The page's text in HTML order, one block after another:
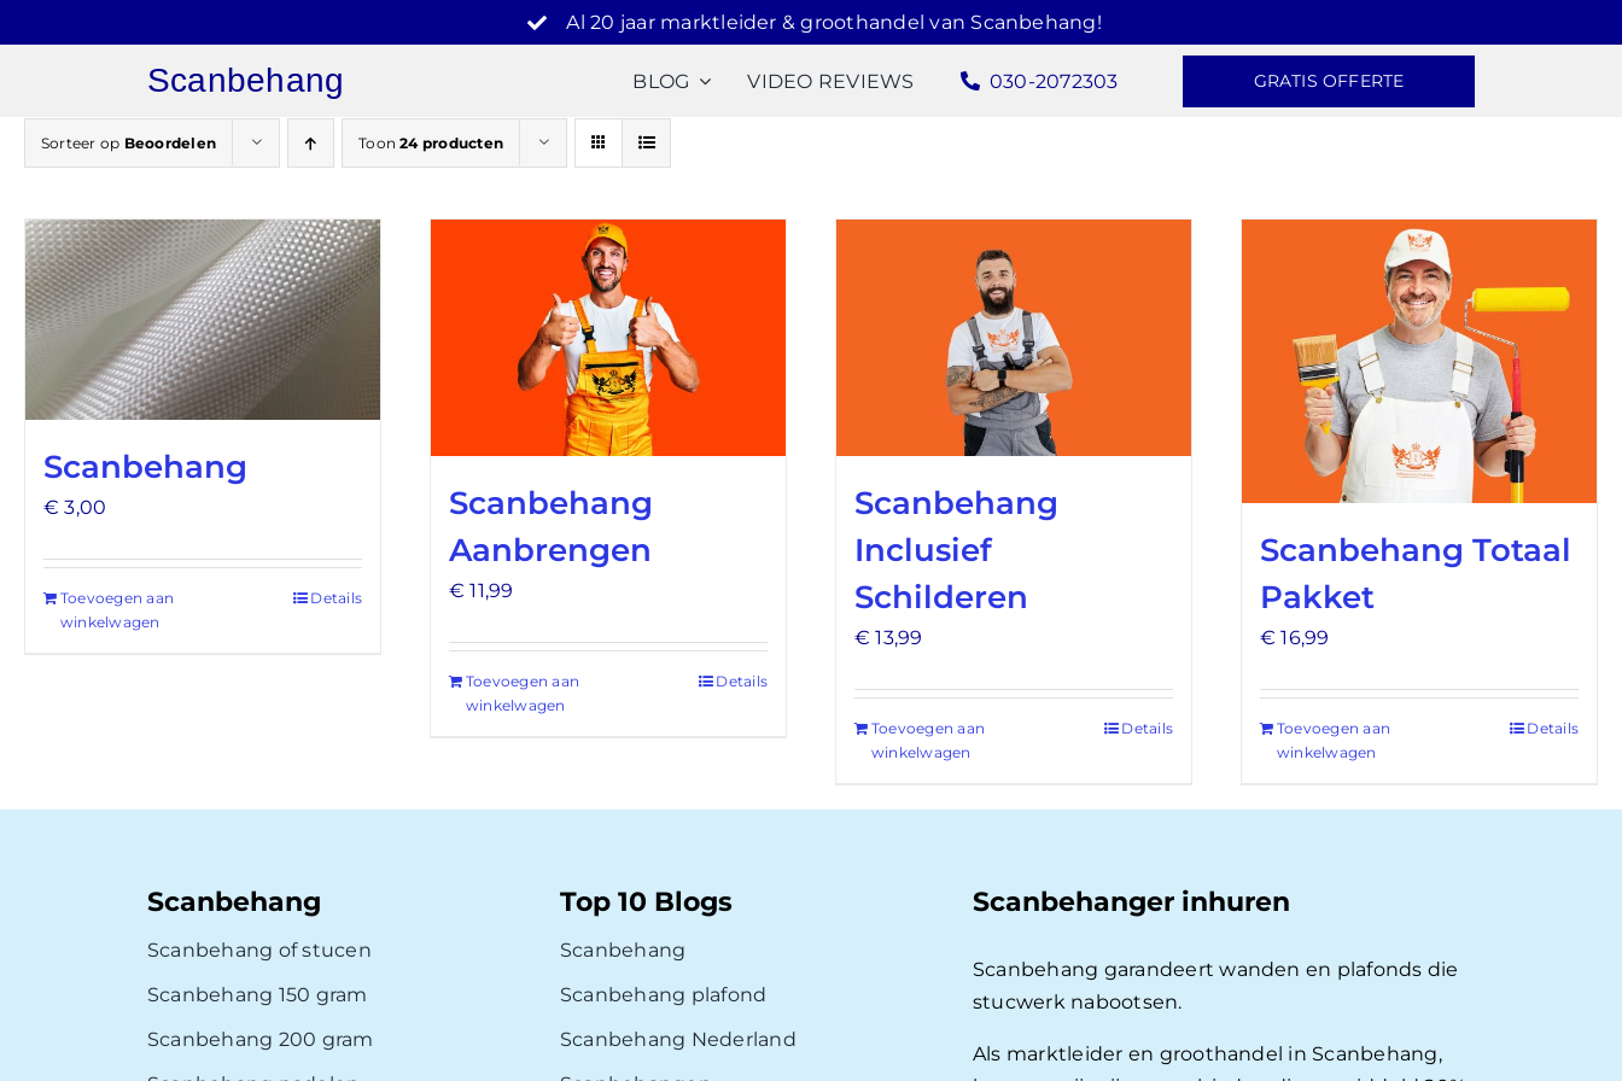
naar
Al 20 jaar marktleider & groothandel van Scanbehang!
Scanbehang BLOG VIDEO REVIEWS 030-2072303 GRATIS OFFERTE
Sorteer op Beoordelen Toon24 producten
Scanbehang
€ 3,00
Toevoegen aan
winkelwagen
Details
Scanbehang
Aanbrengen
€ 11,99
Toevoegen aan
winkelwagen
Details
Scanbehang
Inclusief
Schilderen
€ 13,99
Toevoegen aan
winkelwagen
Details
Scanbehang Totaal
Pakket
€ 16,99
Toevoegen aan
winkelwagen
Details
Scanbehang
Scanbehang of stucen
Scanbehang 150 gram
Scanbehang 200 gram
Top 10 Blogs
Scanbehang
Scanbehang plafond
Scanbehang Nederland
Scanbehanger inhuren
Scanbehang garandeert wanden en plafonds die
stucwerk nabootsen.
Als marktleider en groothandel in Scanbehang,